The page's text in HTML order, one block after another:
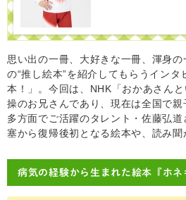
思い出の一冊、大好きな一冊、渾身の
の“推し絵本”を紹介してもらうイン
本！」。今回は、NHK「おかあさん
操のお兄さんであり、現在は全国で
多方面でご活躍のタレント・佐藤弘
塞から復帰後初となる絵本や、読み聞
病気の経験から生まれた絵本『ホネ